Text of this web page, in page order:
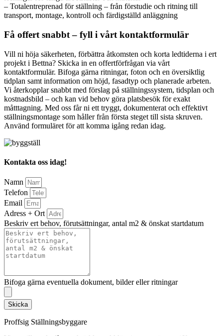
– Totalentreprenad för ställning – från förstudie och ritning till
transport, montage, kontroll och färdigställd anläggning
Få offert snabbt – fyll i vårt kontaktformulär
Vill ni höja säkerheten, förbättra åtkomsten och korta ledtiderna i ert
projekt i Bettna? Skicka in en offertförfrågan via vårt
kontaktformulär. Bifoga gärna ritningar, foton och en översiktlig
tidplan samt information om höjd, fasadtyp och planerade arbeten.
Vi återkopplar snabbt med förslag på ställningssystem, tidsplan och
kostnadsbild – och kan vid behov göra platsbesök för exakt
måtttagning. Med oss får ni ett tryggt, dokumenterat och effektivt
ställningsmontage som håller från första steget till sista skruven.
Använd formuläret för att komma igång redan idag.
Kontakta oss idag!
Namn
Telefon
Email
Adress + Ort
Beskriv ert behov, förutsättningar, antal m2 & önskat startdatum
Bifoga gärna eventuella dokument, bilder eller ritningar
Skicka
Proffsig Ställningsbyggare